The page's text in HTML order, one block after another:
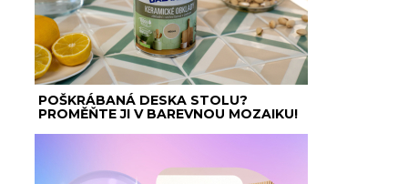
POŠKRÁBANÁ DESKA STOLU?
PROMĚŇTE JI V BAREVNOU MOZAIKU!